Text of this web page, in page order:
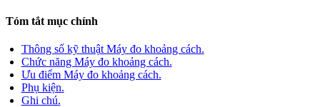
Tóm tắt mục chính
Thông số kỹ thuật Máy đo khoảng cách.
Chức năng Máy đo khoảng cách.
Ưu điểm Máy đo khoảng cách.
Phụ kiện.
Ghi chú.